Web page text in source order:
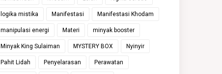
logika mistika Manifestasi Manifestasi Khodam
manipulasi energi Materi minyak booster
Minyak King Sulaiman MYSTERY BOX Nyinyir
Pahit Lidah Penyelarasan Perawatan